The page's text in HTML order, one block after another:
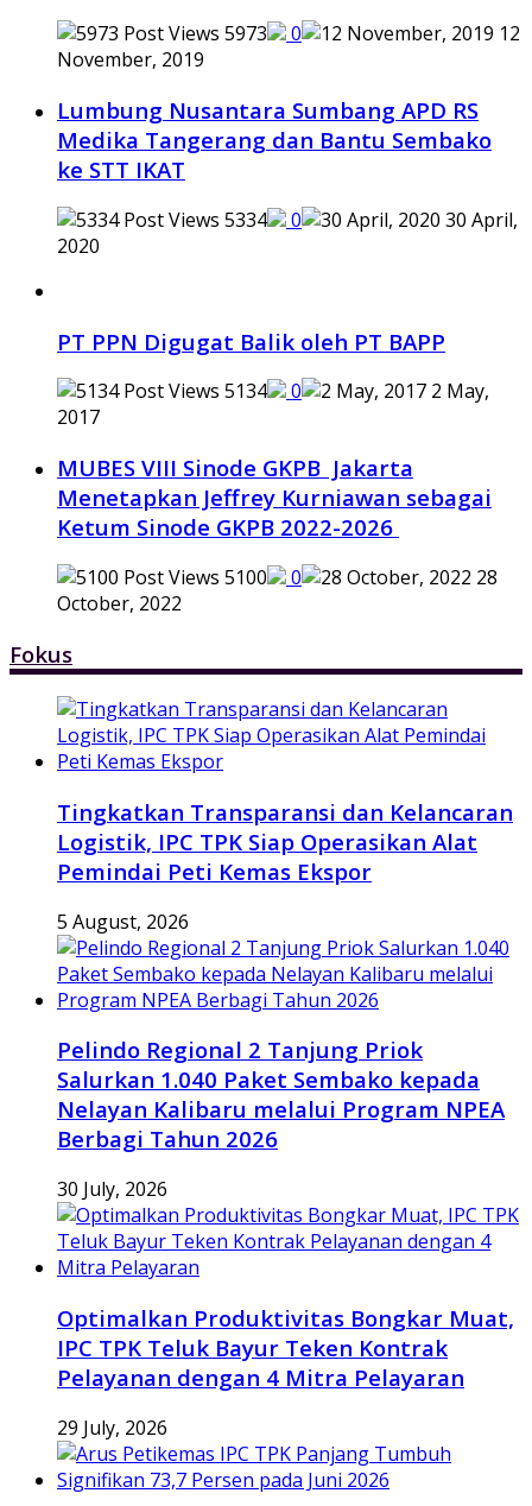
5973 0
12
November, 2019
Lumbung Nusantara Sumbang APD RS
Medika Tangerang dan Bantu Sembako
ke STT IKAT
5334 0
30 April,
2020
PT PPN Digugat Balik oleh PT BAPP
5134 0
2 May,
2017
MUBES VIII Sinode GKPB Jakarta
Menetapkan Jeffrey Kurniawan sebagai
Ketum Sinode GKPB 2022-2026
5100 0
28
October, 2022
Fokus
Tingkatkan Transparansi dan Kelancaran
Logistik, IPC TPK Siap Operasikan Alat
Pemindai Peti Kemas Ekspor
5 August, 2026
Pelindo Regional 2 Tanjung Priok
Salurkan 1.040 Paket Sembako kepada
Nelayan Kalibaru melalui Program NPEA
Berbagi Tahun 2026
30 July, 2026
Optimalkan Produktivitas Bongkar Muat,
IPC TPK Teluk Bayur Teken Kontrak
Pelayanan dengan 4 Mitra Pelayaran
29 July, 2026